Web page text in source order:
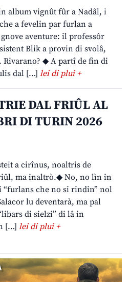
album vignût fûr a Nadâl, i
a fevelin par furlan a
aventure: il professôr
Blik a provin di svolâ,
◆ A partî de fin di
dal […] lei di plui +
DAL FRIÛL AL
DI TURIN 2026
a cirînus, noaltris de
ma inaltrò.◆ No, no lìn in
“furlans che no si rindin” nol
lu deventarà, ma pal
di sielzi” di lâ in
[…] lei di plui +